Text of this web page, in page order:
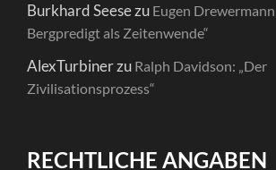
Burkhard Seesezu Eugen
Bergpredigt als Zeitenwende“
AlexTurbinerzu Ralph Davidson: „Der
Zivilisationsprozess“
RECHTLICHE ANGABEN